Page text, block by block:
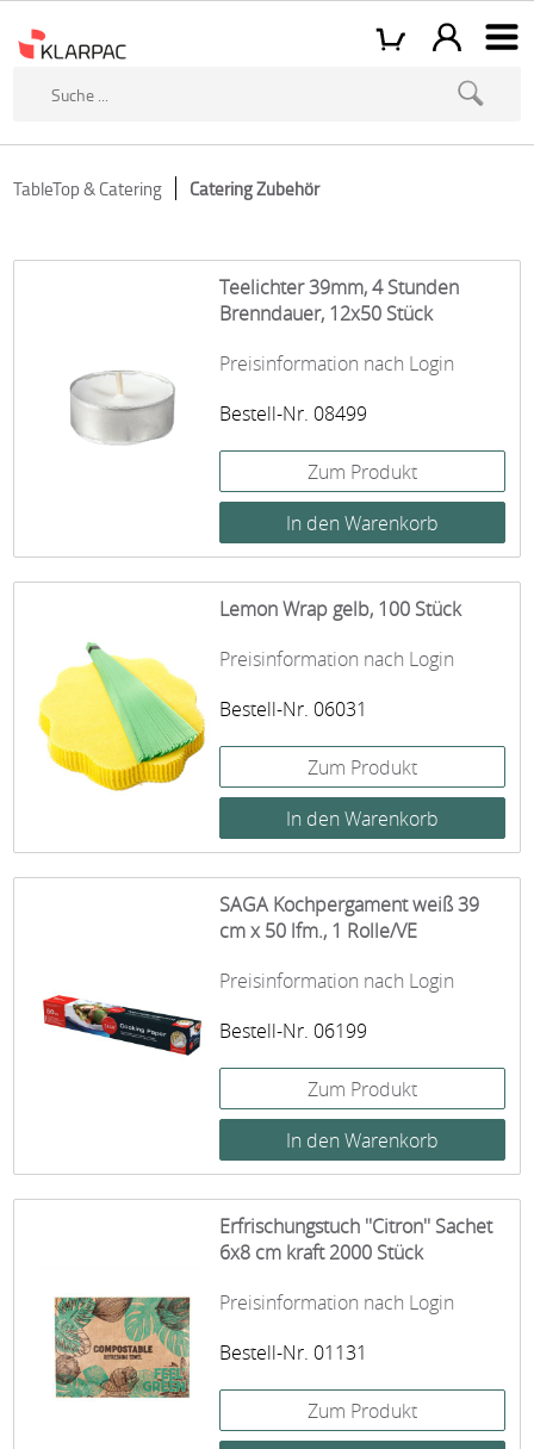
TableTop & Catering Catering Zubehör
Teelichter 39mm, 4 Stunden
Brenndauer, 12x50 Stück
Preisinformation nach Login
Bestell-Nr. 08499
Zum Produkt
Lemon Wrap gelb, 100 Stück
Preisinformation nach Login
Bestell-Nr. 06031
Zum Produkt
SAGA Kochpergament weiß 39
cm x 50 lfm., 1 Rolle/VE
Preisinformation nach Login
Bestell-Nr. 06199
Zum Produkt
Erfrischungstuch ''Citron'' Sachet
6x8 cm kraft 2000 Stück
Preisinformation nach Login
Bestell-Nr. 01131
Zum Produkt